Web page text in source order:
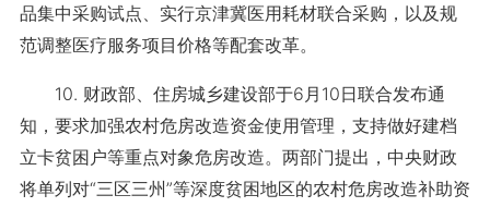
品集中采购试点、实行京津冀医用耗材联合采购，以及规
范调整医疗服务项目价格等配套改革。
10. 财政部、住房城乡建设部于6月10日联合发布通
知，要求加强农村危房改造资金使用管理，支持做好建档
立卡贫困户等重点对象危房改造。两部门提出，中央财政
将单列对“三区三州”等深度贫困地区的农村危房改造补助资